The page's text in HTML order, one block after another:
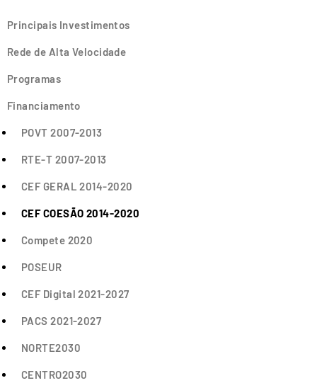
Principais Investimentos
Rede de Alta Velocidade
Programas
Financiamento
POVT 2007-2013
RTE-T 2007-2013
CEF GERAL 2014-2020
CEF COESÃO 2014-2020
Compete 2020
POSEUR
CEF Digital 2021-2027
PACS 2021-2027
NORTE2030
CENTRO2030